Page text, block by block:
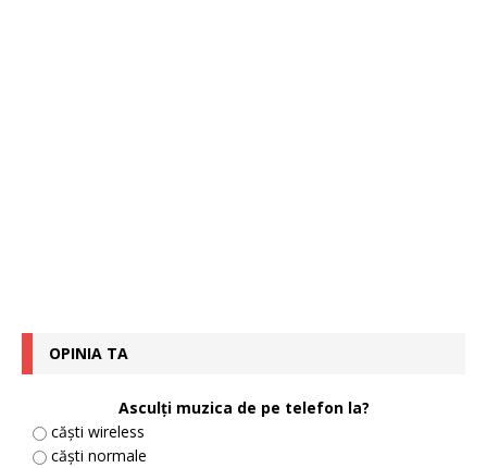
OPINIA TA
Asculți muzica de pe telefon la?
căști wireless
căști normale